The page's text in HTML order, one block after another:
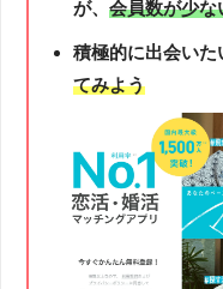
が、 会員数が少な
積極的に出会いた
てみよう